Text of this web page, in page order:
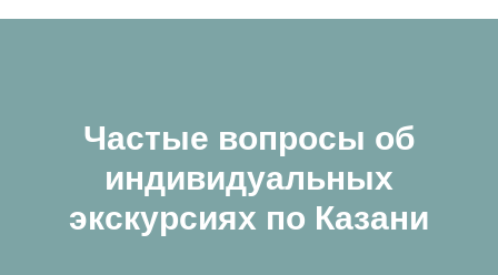
Частые вопросы об
индивидуальных
экскурсиях по Казани